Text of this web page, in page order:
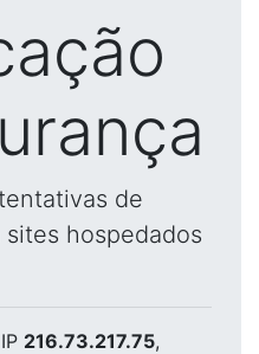
de
hospedados
216.73.217.75,